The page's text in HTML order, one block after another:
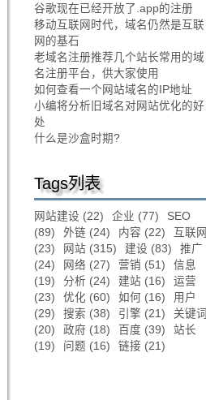
谷歌现在已经开放了.app的注册
移动互联网时代，域名仍然是互联
网的基石
老域名注册推荐几个站长常用的域
名注册平台，供大家使用
如何查看一个网站域名的IP地址
小编将分析旧域名对网站优化的好
处
什么是沙盒时期?
Tags列表
网站建设 (22) 企业 (77)
SEO
(89)
外链 (24) 内容 (22)
互联网
(23)
网站 (315) 建设 (83)
推广
(24)
网络 (27) 营销 (51)
信息
(19)
分析 (24) 建站 (16)
运营
(23)
优化 (60) 如何 (16)
用户
(29)
搜索 (38) 引擎 (21)
关键词
(20)
政府 (18) 百度 (39)
站长
(19)
问题 (16) 链接 (21)